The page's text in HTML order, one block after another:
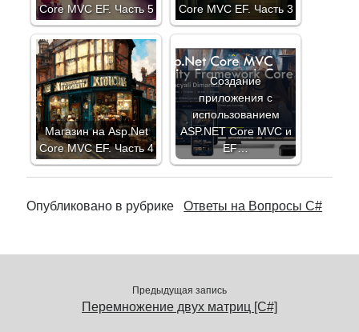
Core MVC EF. Часть 5
Core MVC EF. Часть 3
Магазин на Asp.Net
Core MVC EF. Часть 4
Создание
приложения с
использованием
ASP.NET Core MVC и
EF…
Опубликовано в рубрике Ответы на Вопросы C#
Предыдущая запись
Перемножение двух матриц [C#]